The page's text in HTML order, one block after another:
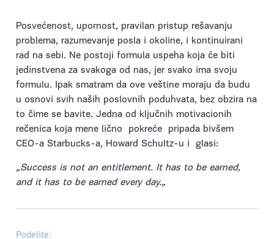
Posvećenost, upornost, pravilan pristup rešavanju
problema, razumevanje posla i okoline, i kontinuirani
rad na sebi. Ne postoji formula uspeha koja će biti
jedinstvena za svakoga od nas, jer svako ima svoju
formulu. Ipak smatram da ove veštine moraju da budu
u osnovi svih naših poslovnih poduhvata, bez obzira na
to čime se bavite. Jedna od ključnih motivacionih
rečenica koja mene lično pokreće pripada bivšem
CEO-a Starbucks-a, Howard Schultz-u i glasi:
„Success is not an entitlement. It has to be earned,
and it has to be earned every day.„
Podelite: